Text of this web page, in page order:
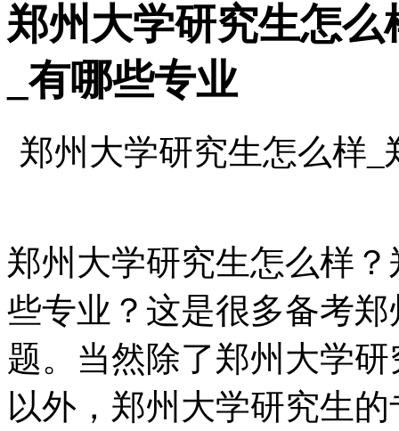
郑州大学研究生怎
_有哪些专业
郑州大学研究生怎么样
郑州大学研究生怎么样
些专业？这是很多备考
题。当然除了郑州大学
以外，郑州大学研究生